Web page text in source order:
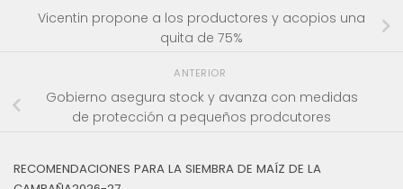
Vicentin propone a los productores y acopios una
quita de 75%
ANTERIOR
Gobierno asegura stock y avanza con medidas
de protección a pequeños prodcutores
RECOMENDACIONES PARA LA SIEMBRA DE MAÍZ DE LA